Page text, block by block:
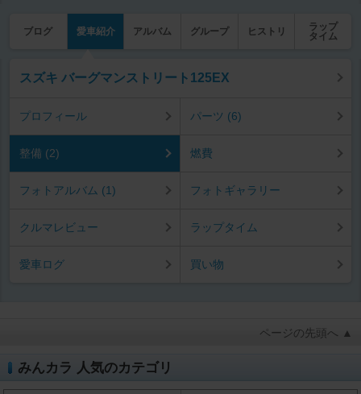
ブログ 愛車紹介 アルバム グループ ヒストリ
ラップ
タイム
スズキ バーグマンストリート125EX
プロフィール パーツ (6)
整備 (2) 燃費
フォトアルバム (1) フォトギャラリー
クルマレビュー ラップタイム
愛車ログ 買い物
ページの先頭へ ▲
みんカラ 人気のカテゴリ